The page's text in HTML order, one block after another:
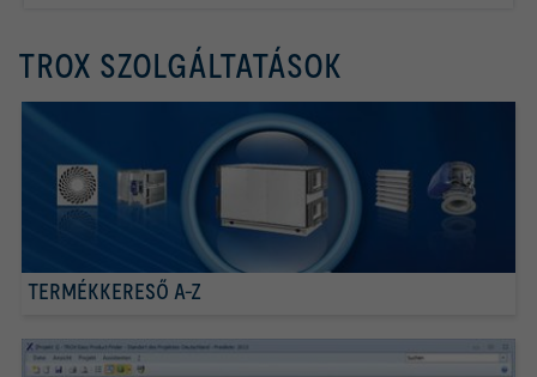
TROX SZOLGÁLTATÁSOK
TERMÉKKERESŐ A-Z